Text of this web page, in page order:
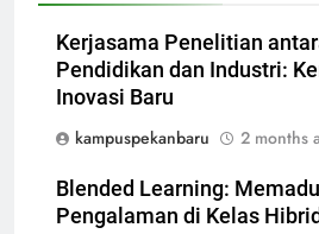
Kerjasama Penelitian
Pendidikan dan Industri:
Inovasi Baru
kampuspekanbaru
2 months
Blended Learning:
Pengalaman di Kelas